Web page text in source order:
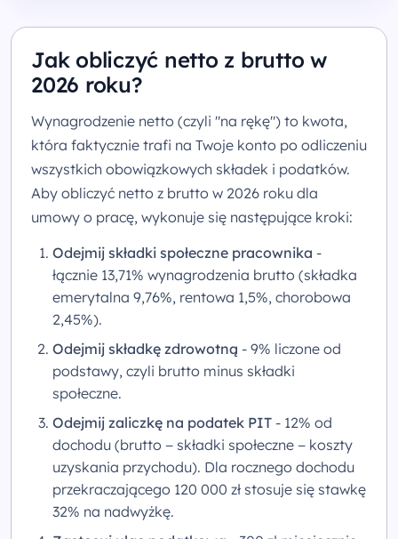
Jak obliczyć netto z brutto w
2026 roku?
Wynagrodzenie netto (czyli "na rękę") to kwota,
która faktycznie trafi na Twoje konto po odliczeniu
wszystkich obowiązkowych składek i podatków.
Aby obliczyć netto z brutto w 2026 roku dla
umowy o pracę, wykonuje się następujące kroki:
Odejmij składki społeczne pracownika -
łącznie 13,71% wynagrodzenia brutto (składka
emerytalna 9,76%, rentowa 1,5%, chorobowa
2,45%).
Odejmij składkę zdrowotną - 9% liczone od
podstawy, czyli brutto minus składki
społeczne.
Odejmij zaliczkę na podatek PIT - 12% od
dochodu (brutto − składki społeczne − koszty
uzyskania przychodu). Dla rocznego dochodu
przekraczającego 120 000 zł stosuje się stawkę
32% na nadwyżkę.